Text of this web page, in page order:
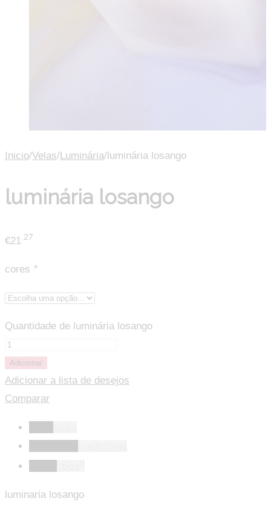
Inicio/Velas/Luminária/ luminária losango
luminária losango
€21 .27
cores *
Quantidade de luminária losango
Adicionar
Adicionar a lista de desejos
Comparar
luminaria losango